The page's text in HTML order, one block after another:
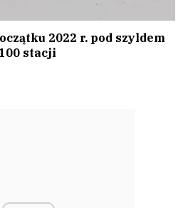
2022 r. pod szyldem
stacji